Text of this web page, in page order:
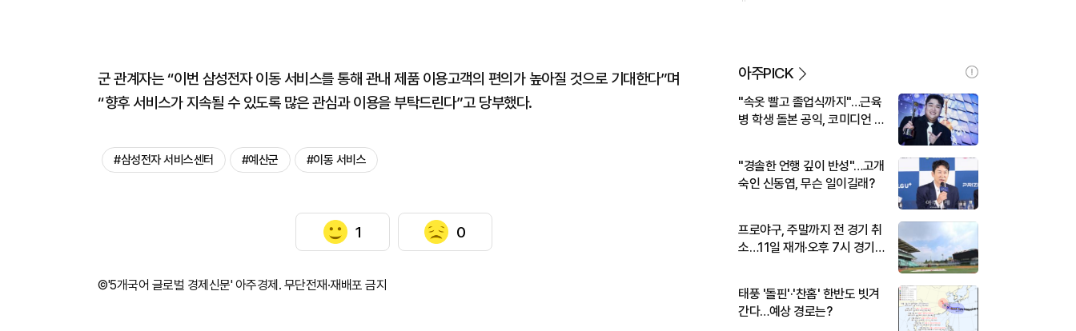
군 관계자는 “이번 삼성전자 이동 서비스를 통해 관내 제품 이용고객의 편의가 높아질 것으로 기대한다”며
“향후 서비스가 지속될 수 있도록 많은 관심과 이용을 부탁드린다”고 당부했다.
#삼성전자 서비스센터 #예산군 #이동 서비스
1 0
©'5개국어 글로벌 경제신문' 아주경제. 무단전재·재배포 금지
아주PICK
"속옷 빨고 졸업식까지"…근육
병 학생 돌본 공익, 코미디언 김
"경솔한 언행 깊이 반성"…고개
숙인 신동엽, 무슨 일이길래?
프로야구, 주말까지 전 경기 취
소…11일 재개·오후 7시 경기
태풍 '돌핀'·'찬홈' 한반도 빗겨
간다…예상 경로는?